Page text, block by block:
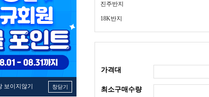
보이지않기 창닫기
진주반지
18K반지
가격대
최소구매수량